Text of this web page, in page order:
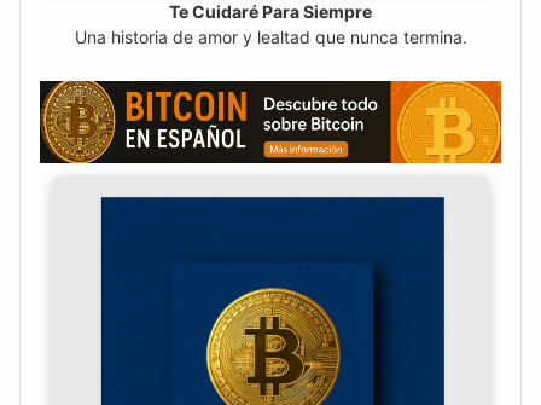
Te Cuidaré Para Siempre
Una historia de amor y lealtad que nunca termina.